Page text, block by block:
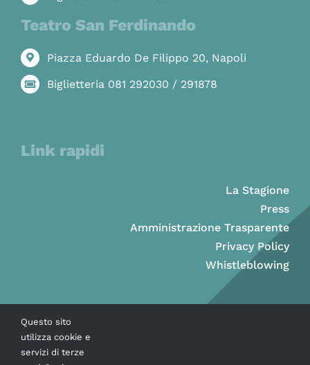
Teatro San Ferdinando
Piazza Eduardo De Filippo 20, Napoli
Biglietteria 081 292030 / 291878
Link rapidi
La Stagione
Press
Amministrazione Trasparente
Privacy Policy
Whistleblowing
Questo sito
utilizza cookie e
servizi di terze